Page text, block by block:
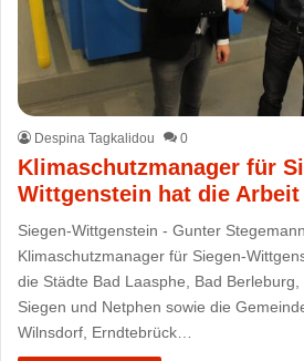
Despina Tagkalidou 0
Klimaschutzmanager für
Wittgenstein hat die
Siegen-Wittgenstein - Gunter
Klimaschutzmanager für Siegen-
die Städte Bad Laasphe, Bad
Siegen und Netphen sowie die
Wilnsdorf, Erndtebrück…